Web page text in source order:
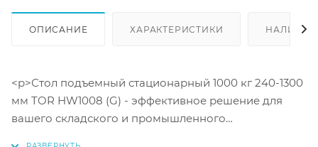
ОПИСАНИЕ ХАРАКТЕРИСТИКИ
<p>Стол подъемный стационарный 1000 кг 240-1300
мм TOR HW1008 (G) - эффективное решение для
вашего складского и промышленного